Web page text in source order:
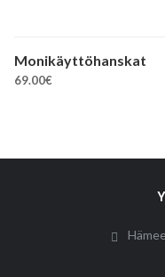
Monikäyttöhanskat
69.00€